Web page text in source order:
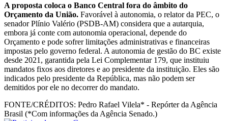
A proposta coloca o Banco Central fora do âmbito do
Orçamento da União. Favorável à autonomia, o relator da PEC, o
senador Plínio Valério (PSDB-AM) considera que a autarquia,
embora já conte com autonomia operacional, depende do
Orçamento e pode sofrer limitações administrativas e financeiras
impostas pelo governo federal. A autonomia de gestão do BC existe
desde 2021, garantida pela Lei Complementar 179, que instituiu
mandatos fixos aos diretores e ao presidente da instituição. Eles são
indicados pelo presidente da República, mas não podem ser
demitidos por ele no decorrer do mandato.
FONTE/CRÉDITOS: Pedro Rafael Vilela* - Repórter da Agência
Brasil (*Com informações da Agência Senado.)